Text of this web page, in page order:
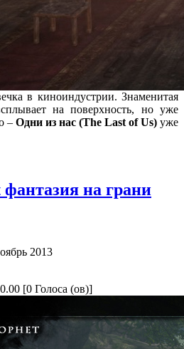
в киноиндустрии. Знаменитая
на поверхность, но уже
– Одни из нас (The Last of Us) уже
на грани
2013
[0 Голоса (ов)]